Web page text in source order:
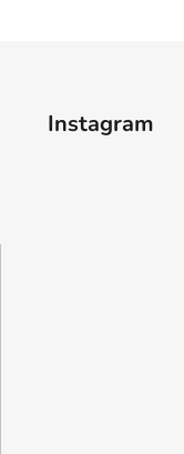
Instagram